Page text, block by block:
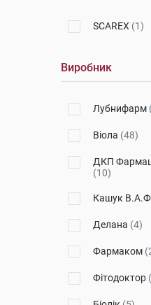
ДемоСкін
Аргетт
Urgo (1)
Seni(1)
Manorm(2)
Керакап (1)
SCAREX (1)
Виробник
Лубнифарм
Віола (48)
ДКП
(10)
Кашук
Делана (4)
Фармаком
Фітодоктор